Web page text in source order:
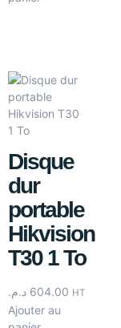
Disque
dur
portable
Hikvision
T30 1 To
604.00 د.م. HT
Ajouter au